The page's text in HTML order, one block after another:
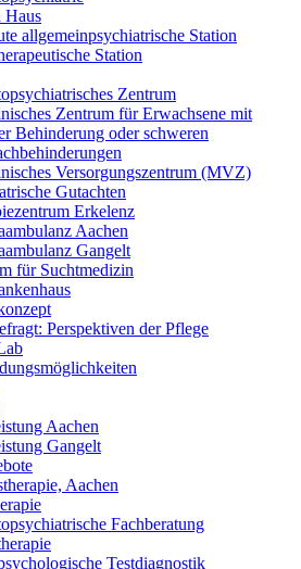
Haus
allgemeinpsychiatrische Station
Station
Zentrum
Zentrum für Erwachsene mit
Behinderung oder schweren
Versorgungszentrum (MVZ)
Gutachten
Erkelenz
Aachen
Gangelt
für Suchtmedizin
Perspektiven der Pflege
Aachen
Gangelt
Aachen
Fachberatung
Testdiagnostik